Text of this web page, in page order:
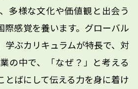
多様な文化や価値観と出会う
際感覚を養います。グローバル
学ぶカリキュラムが特長で、対
の中で、「なぜ？」と考える
とばにして伝える力を身に着け